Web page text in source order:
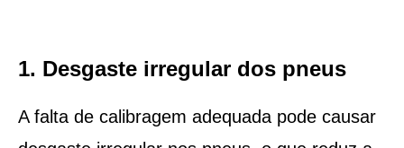
1. Desgaste irregular dos pneus
A falta de calibragem adequada pode causar